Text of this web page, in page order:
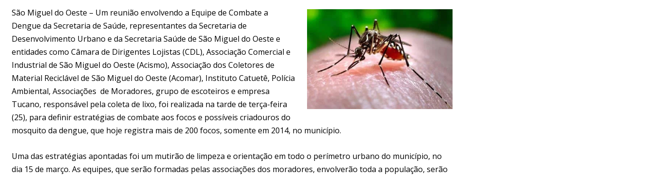
São Miguel do Oeste – Um reunião envolvendo a Equipe de Combate a
Dengue da Secretaria de Saúde, representantes da Secretaria de
Desenvolvimento Urbano e da Secretaria Saúde de São Miguel do Oeste e
entidades como Câmara de Dirigentes Lojistas (CDL), Associação Comercial e
Industrial de São Miguel do Oeste (Acismo), Associação dos Coletores de
Material Reciclável de São Miguel do Oeste (Acomar), Instituto Catuetê, Polícia
Ambiental, Associações de Moradores, grupo de escoteiros e empresa
Tucano, responsável pela coleta de lixo, foi realizada na tarde de terça-feira
(25), para definir estratégias de combate aos focos e possíveis criadouros do
mosquito da dengue, que hoje registra mais de 200 focos, somente em 2014, no município.
Uma das estratégias apontadas foi um mutirão de limpeza e orientação em todo o perímetro urbano do município, no
dia 15 de março. As equipes, que serão formadas pelas associações dos moradores, envolverão toda a população, serão